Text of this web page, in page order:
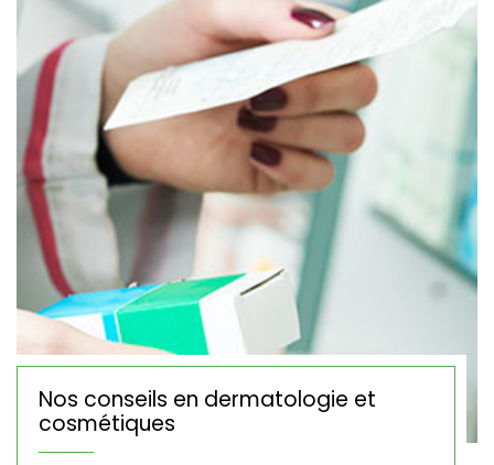
Nos conseils en dermatologie et
cosmétiques